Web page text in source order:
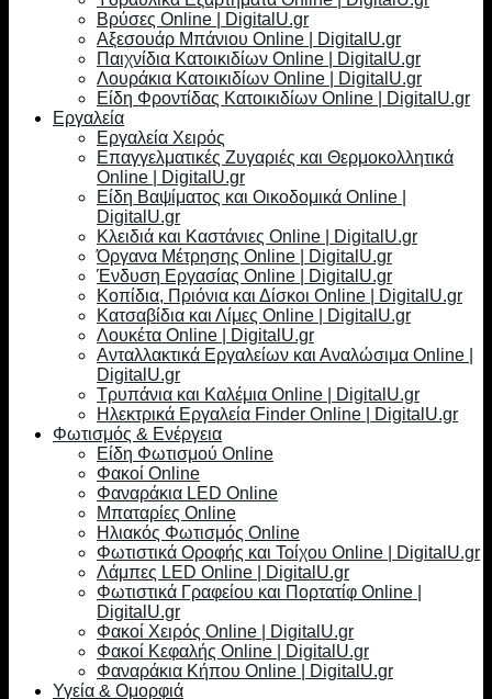
Βρύσες Online | DigitalU.gr
Αξεσουάρ Μπάνιου Online | DigitalU.gr
Παιχνίδια Κατοικιδίων Online | DigitalU.gr
Λουράκια Κατοικιδίων Online | DigitalU.gr
Είδη Φροντίδας Κατοικιδίων Online | DigitalU.gr
Εργαλεία
Εργαλεία Χειρός
Επαγγελματικές Ζυγαριές και Θερμοκολλητικά
Online | DigitalU.gr
Είδη Βαψίματος και Οικοδομικά Online |
DigitalU.gr
Κλειδιά και Καστάνιες Online | DigitalU.gr
Όργανα Μέτρησης Online | DigitalU.gr
Ένδυση Εργασίας Online | DigitalU.gr
Κοπίδια, Πριόνια και Δίσκοι Online | DigitalU.gr
Κατσαβίδια και Λίμες Online | DigitalU.gr
Λουκέτα Online | DigitalU.gr
Ανταλλακτικά Εργαλείων και Αναλώσιμα Online |
DigitalU.gr
Τρυπάνια και Καλέμια Online | DigitalU.gr
Ηλεκτρικά Εργαλεία Finder Online | DigitalU.gr
Φωτισμός & Ενέργεια
Είδη Φωτισμού Online
Φακοί Online
Φαναράκια LED Online
Μπαταρίες Online
Ηλιακός Φωτισμός Online
Φωτιστικά Οροφής και Τοίχου Online | DigitalU.gr
Λάμπες LED Online | DigitalU.gr
Φωτιστικά Γραφείου και Πορτατίφ Online |
DigitalU.gr
Φακοί Χειρός Online | DigitalU.gr
Φακοί Κεφαλής Online | DigitalU.gr
Φαναράκια Κήπου Online | DigitalU.gr
Υγεία & Ομορφιά